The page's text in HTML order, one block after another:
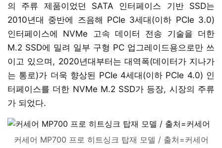
의 주류 제품이었던 SATA 인터페이스 기반 SSD는
2010년대 중반에 즈음해 PCIe 3세대(이하 PCIe 3.0)
인터페이스에 NVMe 고속 데이터 전송 기술을 더한
M.2 SSD에 밀려 일부 구형 PC 업그레이드용으로만 쓰
이고 있으며, 2020년대부터는 대역폭(데이터가 지나가
는 통로)가 더욱 향상된 PCIe 4세대(이하 PCIe 4.0) 인
터페이스를 더한 NVMe M.2 SSD가 등장, 시장의 주류
가 되었다.
커세어 MP700 프로 히트싱크 탑재 모델 / 출처=커세어